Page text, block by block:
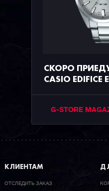
СКОРО
CASIO EDIFICE
G-STORE
КЛИЕНТАМ
ОТСЛЕДИТЬ ЗАКАЗ